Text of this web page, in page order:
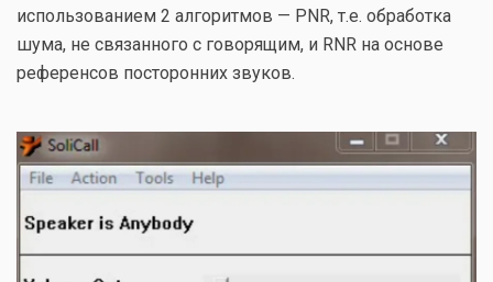
использованием 2 алгоритмов — PNR, т.е. обработка
шума, не связанного с говорящим, и RNR на основе
референсов посторонних звуков.